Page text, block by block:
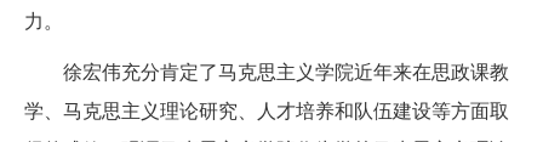
力。
徐宏伟充分肯定了马克思主义学院近年来在思政课教
学、马克思主义理论研究、人才培养和队伍建设等方面取